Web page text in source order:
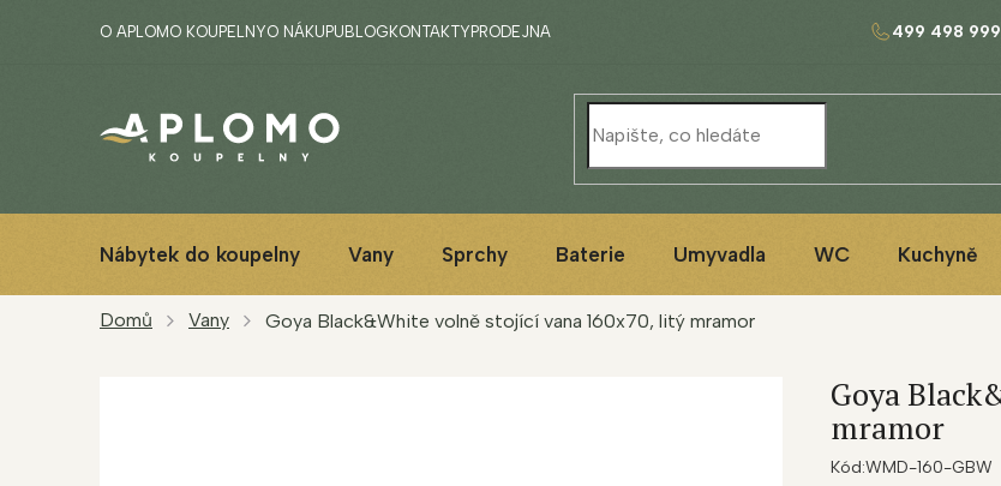
499 498 999
O APLOMO KOUPELNYO NÁKUPU BLOG KONTAKTY PRODEJNA
Nábytek do koupelny Vany Sprchy Baterie Umyvadla WC Kuchyně
Domů Vany Goya Black&White volně stojící vana 160x70, litý mramor
Goya
mramor
Kód:WMD-160-GBW